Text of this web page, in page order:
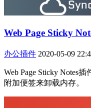
Web Page Sticky
办公插件 2020-05-09
Web Page Sticky Notes
附加便签来卸载内存。